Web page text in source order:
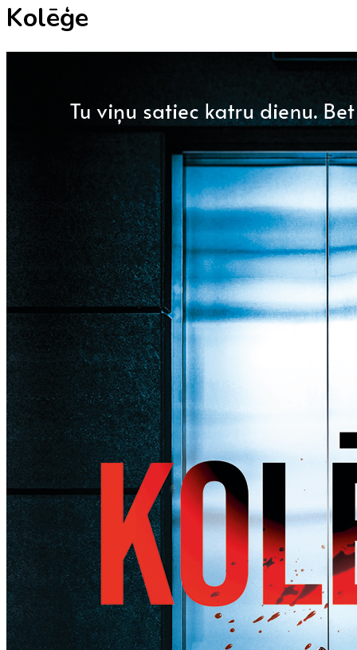
Kolēģe